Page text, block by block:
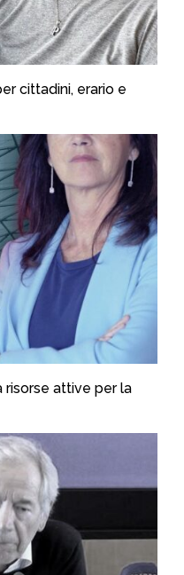
cittadini, erario e
risorse attive per la